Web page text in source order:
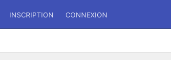
INSCRIPTION CONNEXION